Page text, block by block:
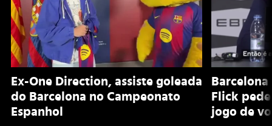
Ex-One Direction, assiste goleada
do Barcelona no Campeonato
Espanhol
Barcelona
Flick
jogo de